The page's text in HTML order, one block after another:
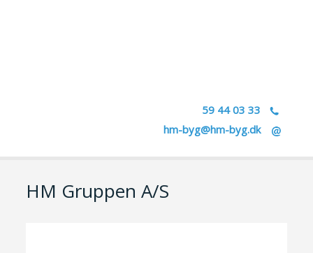
59 44 03 33 ​
hm-byg@hm-byg.dk​
HM Gruppen A/S​